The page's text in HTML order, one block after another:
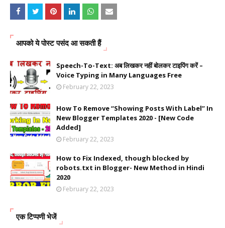
आपको ये पोस्ट पसंद आ सकती हैं
Speech-To-Text: अब लिखकर नहीं बोलकर टाइपिंग करें –
Voice Typing in Many Languages Free
February 22, 2023
How To Remove “Showing Posts With Label” In
New Blogger Templates 2020 - [New Code
Added]
February 22, 2023
How to Fix Indexed, though blocked by
robots.txt in Blogger- New Method in Hindi
2020
February 22, 2023
एक टिप्पणी भेजें